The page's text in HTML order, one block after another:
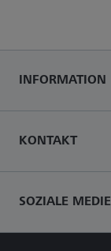
INFORMATION
KONTAKT
SOZIALE